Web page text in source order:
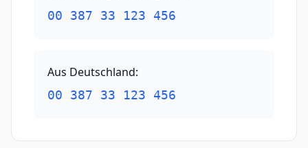
00 387 33 123 456
Aus Deutschland:
00 387 33 123 456